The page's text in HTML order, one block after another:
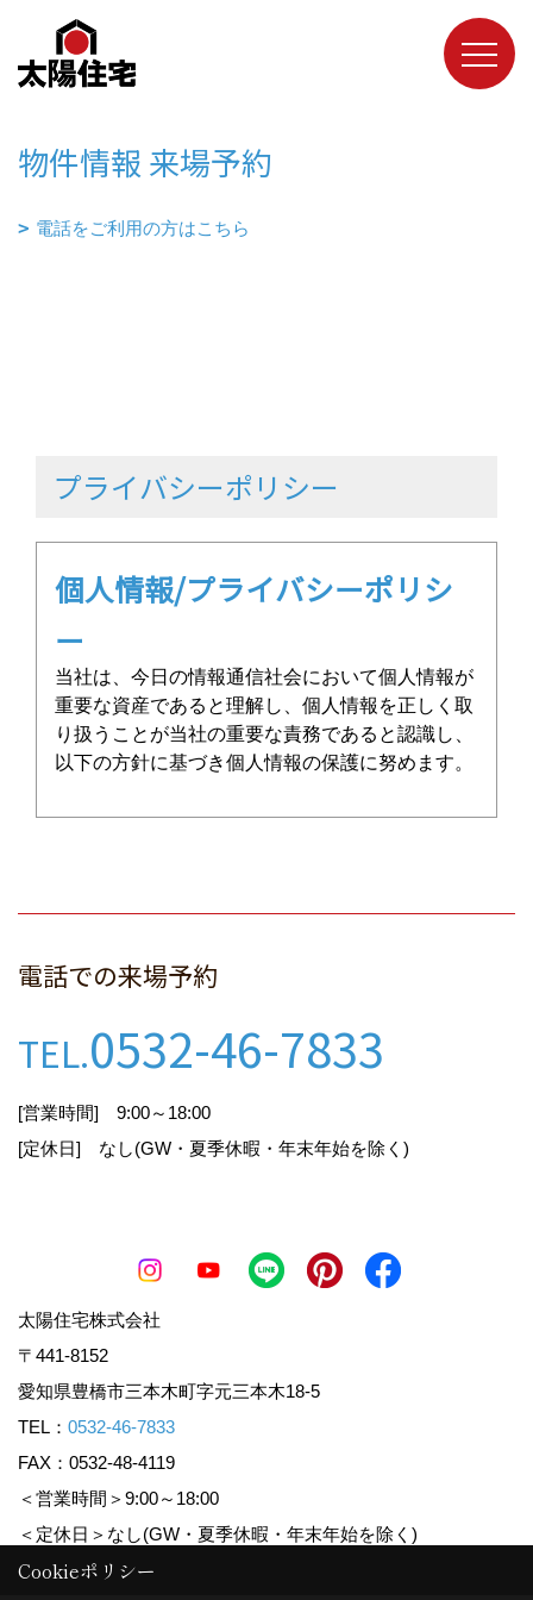
物件情報 来場予約
電話をご利用の方はこちら
プライバシーポリシー
個人情報/プライバシーポリシ
ー
当社は、今日の情報通信社会において個人情報が
重要な資産であると理解し、個人情報を正しく取
り扱うことが当社の重要な責務であると認識し、
以下の方針に基づき個人情報の保護に努めます。
律の尊守
の規範を尊守し、個人情報を適切に取り扱いま
個人情報の取得
当社が個人情報を取得する際には、利用目的を明
個人情報の利用
当社が取得した個人情報は、取得の際に示した利
用目的もしくは、それと合理的な関連性のある範
囲内で、業務の遂行上必要な限りにおいて利用し
し、または個人情報の取扱いを第三者に委託する
場合には、共有利用の相手方及び第三者について
個人情報の適切な利用を実現するための監督を行
います。
電話での来場予約
TEL.0532-46-7833
[営業時間] 9:00～18:00
[定休日] なし(GW・夏季休暇・年末年始を除く)
太陽住宅株式会社
〒441-8152
愛知県豊橋市三本木町字元三本木18-5
TEL： 0532-46-7833
FAX：0532-48-4119
＜営業時間＞9:00～18:00
＜定休日＞なし(GW・夏季休暇・年末年始を除く)
Cookieポリシー